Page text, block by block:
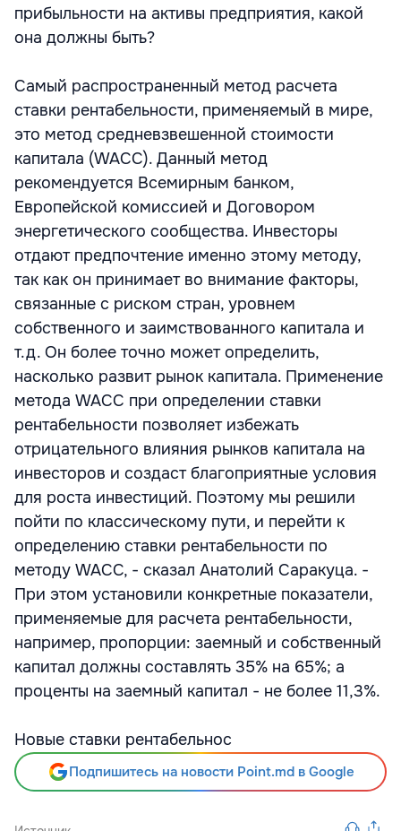
прибыльности на активы предприятия, какой
она должны быть?
Самый распространенный метод расчета
ставки рентабельности, применяемый в мире,
это метод средневзвешенной стоимости
капитала (WACC). Данный метод
рекомендуется Всемирным банком,
Европейской комиссией и Договором
энергетического сообщества. Инвесторы
отдают предпочтение именно этому методу,
так как он принимает во внимание факторы,
связанные с риском стран, уровнем
собственного и заимствованного капитала и
т.д. Он более точно может определить,
насколько развит рынок капитала. Применение
метода WACC при определении ставки
рентабельности позволяет избежать
отрицательного влияния рынков капитала на
инвесторов и создаст благоприятные условия
для роста инвестиций. Поэтому мы решили
пойти по классическому пути, и перейти к
определению ставки рентабельности по
методу WACC, - сказал Анатолий Саракуца. -
При этом установили конкретные показатели,
применяемые для расчета рентабельности,
например, пропорции: заемный и собственный
капитал должны составлять 35% на 65%; а
проценты на заемный капитал - не более 11,3%.
Новые ставки рентабельнос
Подпишитесь на новости Point.md в Google